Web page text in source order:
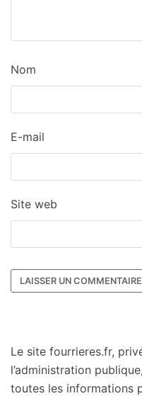
Nom
E-mail
Site web
Le site fourrieres.fr,
l’administration
toutes les informations